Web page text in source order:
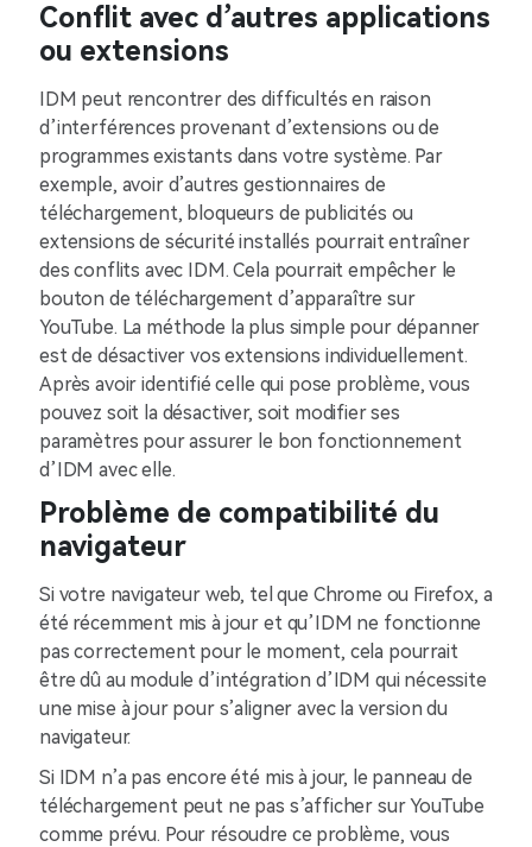
Conflit avec d’autres applications
ou extensions
IDM peut rencontrer des difficultés en raison
d’interférences provenant d’extensions ou de
programmes existants dans votre système. Par
exemple, avoir d’autres gestionnaires de
téléchargement, bloqueurs de publicités ou
extensions de sécurité installés pourrait entraîner
des conflits avec IDM. Cela pourrait empêcher le
bouton de téléchargement d’apparaître sur
YouTube. La méthode la plus simple pour dépanner
est de désactiver vos extensions individuellement.
Après avoir identifié celle qui pose problème, vous
pouvez soit la désactiver, soit modifier ses
paramètres pour assurer le bon fonctionnement
d’IDM avec elle.
Problème de compatibilité du
navigateur
Si votre navigateur web, tel que Chrome ou Firefox, a
été récemment mis à jour et qu’IDM ne fonctionne
pas correctement pour le moment, cela pourrait
être dû au module d’intégration d’IDM qui nécessite
une mise à jour pour s’aligner avec la version du
navigateur.
Si IDM n’a pas encore été mis à jour, le panneau de
téléchargement peut ne pas s’afficher sur YouTube
comme prévu. Pour résoudre ce problème, vous